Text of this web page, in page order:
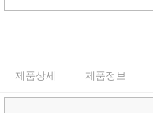
제품상세 제품정보